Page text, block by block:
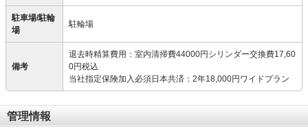
駐車場/駐輪
場
駐輪場
備考
退去時精算費用：室内清掃費44000円シリンダー交換費17,60
0円税込
当社指定保険加入必須日本共済：2年18,000円ワイドプラン
管理情報